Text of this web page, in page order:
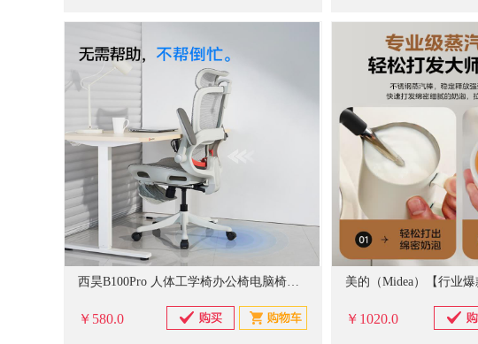
西昊B100Pro 人体工学椅办公椅电脑椅人工力学座椅电竞椅子4D联动扶手
￥580.0 ￥1020.0